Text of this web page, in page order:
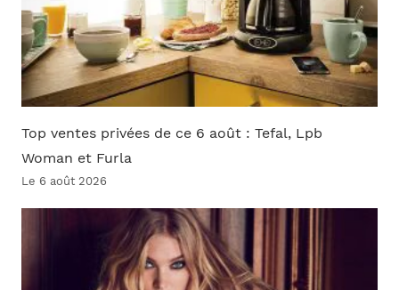
Top ventes privées de ce 6 août : Tefal, Lpb
Woman et Furla
Le 6 août 2026